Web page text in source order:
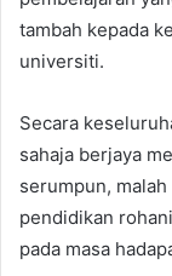
tambah kepada
universiti.
Secara
sahaja berjaya
serumpun,
pendidikan
pada masa